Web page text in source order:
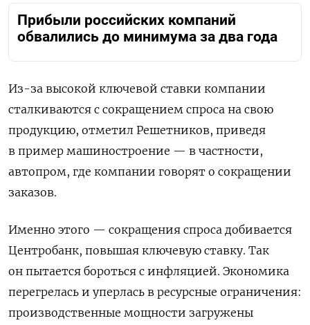
Прибыли российских компаний
обвалились до минимума за два года
Из-за высокой ключевой ставки компании
сталкиваются с сокращением спроса на свою
продукцию, отметил Решетников, приведя
в пример машиностроение — в частности,
автопром, где компании говорят о сокращении
заказов.
Именно этого — сокращения спроса добивается
Центробанк, повышая ключевую ставку. Так
он пытается бороться с инфляцией. Экономика
перегрелась и уперлась в ресурсные ограничения:
производственные мощности загружены